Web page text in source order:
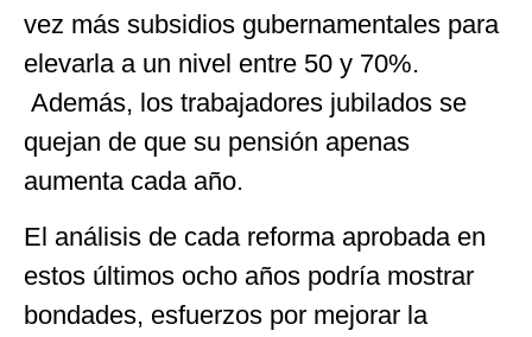
vez más subsidios gubernamentales para
elevarla a un nivel entre 50 y 70%.
Además, los trabajadores jubilados se
quejan de que su pensión apenas
aumenta cada año.
El análisis de cada reforma aprobada en
estos últimos ocho años podría mostrar
bondades, esfuerzos por mejorar la